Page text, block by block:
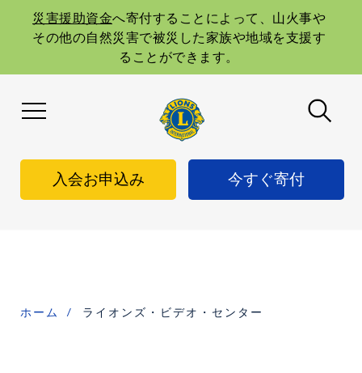
navigation
災害援助資金へ寄付することによって、山火事や
その他の自然災害で被災した家族や地域を支援す
ることができます。
入会お申込み 今すぐ寄付
ホーム ライオンズ・ビデオ・センター